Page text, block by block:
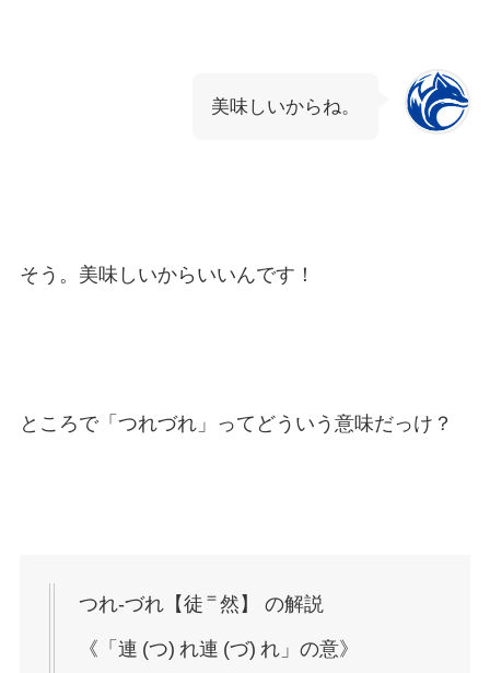
美味しいからね。
そう。美味しいからいいんです！
ところで「つれづれ」ってどういう意味だっけ？
つれ‐づれ【徒 ＝然】 の解説
《「連 (つ) れ連 (づ) れ」の意》